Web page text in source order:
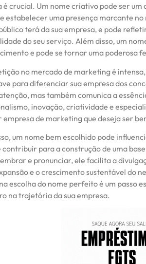
é crucial. Um nome criativo pode ser um
estabelecer uma presença marcante
terá da sua empresa, e pode
do seu serviço. Além disso, um
e pode se tornar uma poderosa
no mercado de marketing é
para diferenciar sua empresa dos
mas também comunica a
inovação, criatividade e
empresa de marketing que deseja ser
um nome bem escolhido pode
para a construção de uma
e pronunciar, ele facilita a
e o crescimento sustentável do
escolha do nome perfeito é um passo
na trajetória da sua empresa.